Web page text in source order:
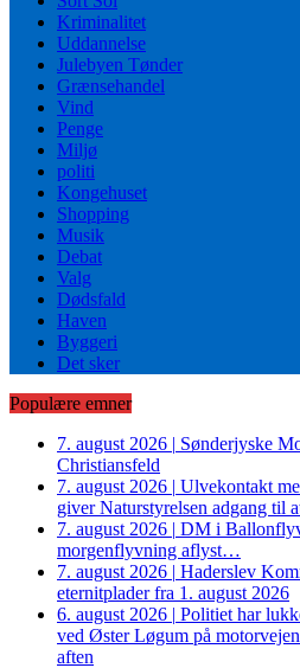
Kriminalitet
Uddannelse
Julebyen Tønder
Grænsehandel
Vind
Penge
Miljø
politi
Kongehuset
Shopping
Musik
Debat
Valg
Dødsfald
Haven
Byggeri
Det sker
Populære emner
7. august 2026 | Sønderjyske
Christiansfeld
7. august 2026 | Ulvekontakt
giver Naturstyrelsen adgang til
7. august 2026 | DM i
morgenflyvning aflyst…
7. august 2026 | Haderslev
eternitplader fra 1. august 2026
6. august 2026 | Politiet har
ved Øster Løgum på
aften